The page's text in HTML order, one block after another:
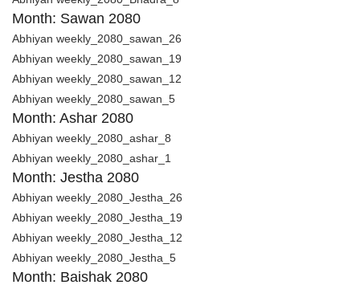
Month: Sawan 2080
Abhiyan weekly_2080_sawan_26
Abhiyan weekly_2080_sawan_19
Abhiyan weekly_2080_sawan_12
Abhiyan weekly_2080_sawan_5
Month: Ashar 2080
Abhiyan weekly_2080_ashar_8
Abhiyan weekly_2080_ashar_1
Month: Jestha 2080
Abhiyan weekly_2080_Jestha_26
Abhiyan weekly_2080_Jestha_19
Abhiyan weekly_2080_Jestha_12
Abhiyan weekly_2080_Jestha_5
Month: Baishak 2080